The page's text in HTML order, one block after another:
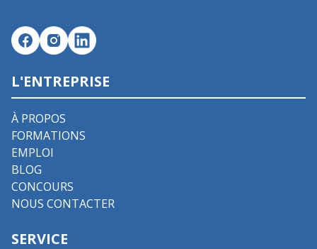
L'ENTREPRISE
À PROPOS
FORMATIONS
EMPLOI
BLOG
CONCOURS
NOUS CONTACTER
SERVICE